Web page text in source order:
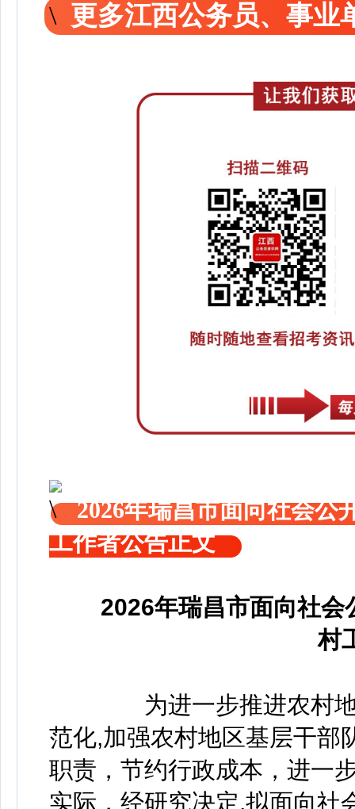
更多江西公务员、事业
2026年瑞昌市面向社会公
工作者公告正文
2026年瑞昌市面向社会
村
为进一步推进农村地
范化,加强农村地区基层干部
职责，节约行政成本，进一
实际，经研究决定,拟面向社